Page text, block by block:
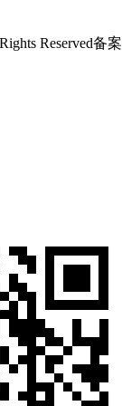
Reserved备